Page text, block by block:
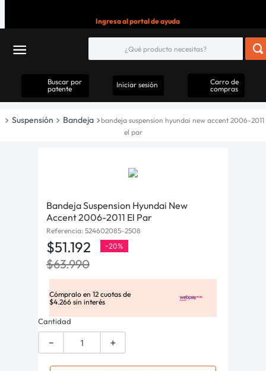
Ingresa al portal de ayuda
Buscar por
patente
Iniciar sesión
Carro de
compras
Suspensión Bandeja
bandeja suspension hyundai new accent 2006-2011
el par
Bandeja Suspension Hyundai New
Accent 2006-2011 El Par
Referencia: 524602085-2508
$51.192 -20%
$63.990
Cómpralo en 12 cuotas de
$4.266 sin interés
Cantidad
＋
－